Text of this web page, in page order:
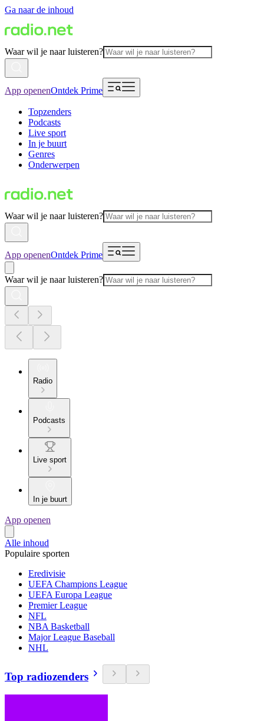
Ga naar de inhoud
Waar wil je naar luisteren?
App openenOntdek Prime
Topzenders
Podcasts
Live sport
In je buurt
Genres
Onderwerpen
Waar wil je naar luisteren?
App openenOntdek Prime
Waar wil je naar luisteren?
Radio
Podcasts
Live sport
In je buurt
App openen
Alle inhoud
Populaire sporten
Eredivisie
UEFA Champions League
UEFA Europa League
Premier League
NFL
NBA Basketball
Major League Baseball
NHL
Top radiozenders